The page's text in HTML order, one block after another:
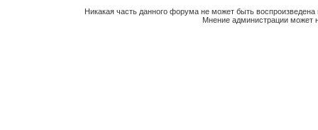
Никакая часть данного форума не может быть
Мнение администрации может